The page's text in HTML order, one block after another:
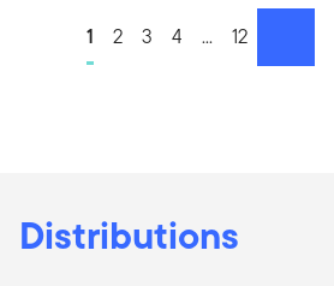
Go to page
1 Go to page
2 Go to page
3 Go to page
4 Go to page
... Go to page
12
Distributions